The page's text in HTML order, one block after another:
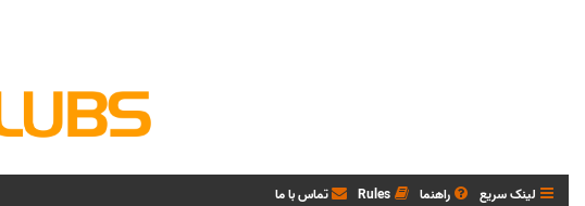
لینک سریع راهنما Rules تماس با ما